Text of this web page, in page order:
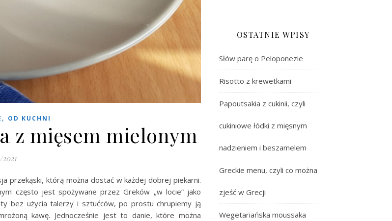
, OD KUCHNI
z mięsem mielonym
przekąski, którą można dostać w każdej dobrej piekarni.
często jest spożywane przez Greków „w locie” jako
bez użycia talerzy i sztućców, po prostu chrupiemy ją
kawę. Jednocześnie jest to danie, które można
OSTATNIE WPISY
Słów parę o Peloponezie
Risotto z krewetkami
Papoutsakia z cukinii, czyli
cukiniowe łódki z mięsnym
nadzieniem i beszamelem
Greckie menu, czyli co można
zjeść w Grecji
Wegetariańska moussaka